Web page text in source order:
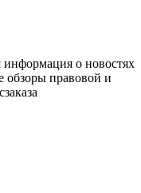
информация о новостях
обзоры правовой и